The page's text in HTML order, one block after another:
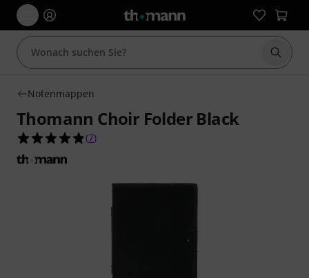
Suche
Notenmappen
Thomann Choir Folder Black
4.9 von 5 Sternen aus 7 Kundenbewertungen
(7)